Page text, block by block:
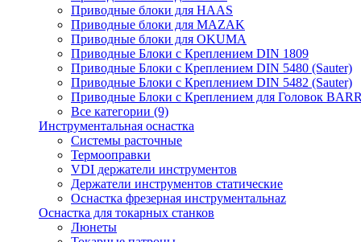
Приводные блоки для HAAS
Приводные блоки для MAZAK
Приводные блоки для OKUMA
Приводные Блоки с Креплением DIN 1809
Приводные Блоки с Креплением DIN 5480 (Sauter)
Приводные Блоки с Креплением DIN 5482 (Sauter)
Приводные Блоки с Креплением для Головок
Все категории (9)
Инструментальная оснастка
Системы расточные
Термооправки
VDI держатели инструментов
Держатели инструментов статические
Оснастка фрезерная инструментальнаz
Оснастка для токарных станков
Люнеты